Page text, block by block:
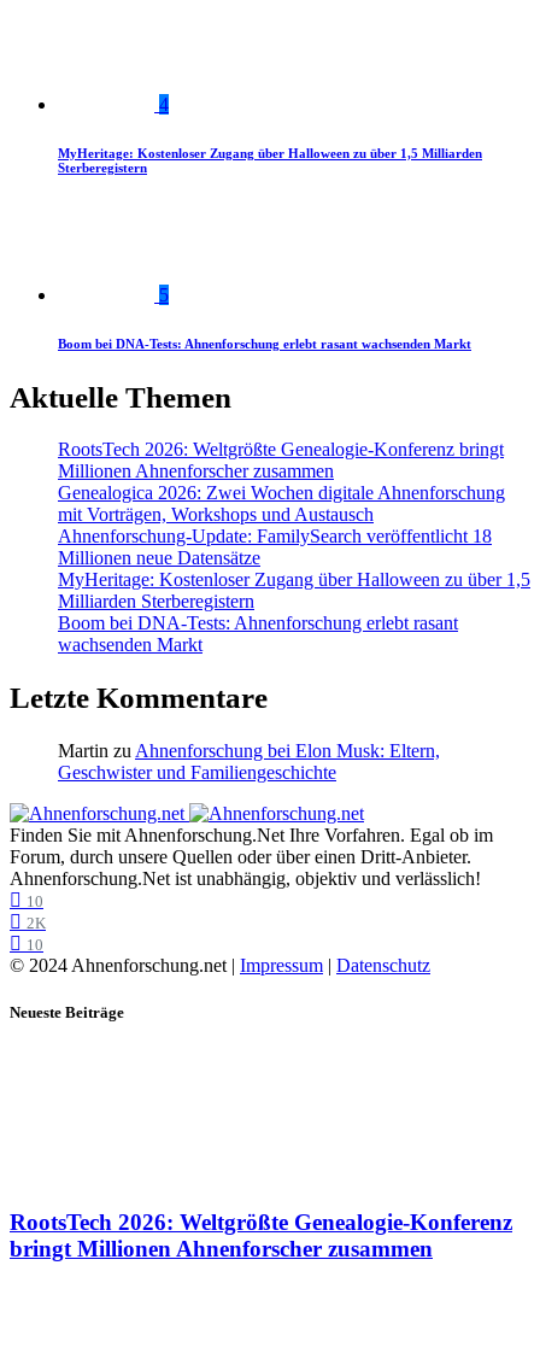
4
MyHeritage: Kostenloser Zugang über Halloween zu über 1,5 Milliarden
Sterberegistern
5
Boom bei DNA-Tests: Ahnenforschung erlebt rasant wachsenden Markt
Aktuelle Themen
RootsTech 2026: Weltgrößte Genealogie-Konferenz bringt
Millionen Ahnenforscher zusammen
Genealogica 2026: Zwei Wochen digitale Ahnenforschung
mit Vorträgen, Workshops und Austausch
Ahnenforschung-Update: FamilySearch veröffentlicht 18
Millionen neue Datensätze
MyHeritage: Kostenloser Zugang über Halloween zu über 1,5
Milliarden Sterberegistern
Boom bei DNA-Tests: Ahnenforschung erlebt rasant
wachsenden Markt
Letzte Kommentare
Martin zu Ahnenforschung bei Elon Musk: Eltern,
Geschwister und Familiengeschichte
Finden Sie mit Ahnenforschung.Net Ihre Vorfahren. Egal ob im
Forum, durch unsere Quellen oder über einen Dritt-Anbieter.
Ahnenforschung.Net ist unabhängig, objektiv und verlässlich!
10
2K
10
© 2024 Ahnenforschung.net | Impressum | Datenschutz
Neueste Beiträge
RootsTech 2026: Weltgrößte Genealogie-Konferenz
bringt Millionen Ahnenforscher zusammen